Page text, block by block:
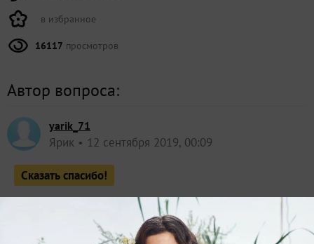
в избранное
16117 просмотров
Автор вопроса:
yarik_71
Ярик 12 сентября 2019, 00:09
Сказать спасибо!
Все ответы и комментарии (4)